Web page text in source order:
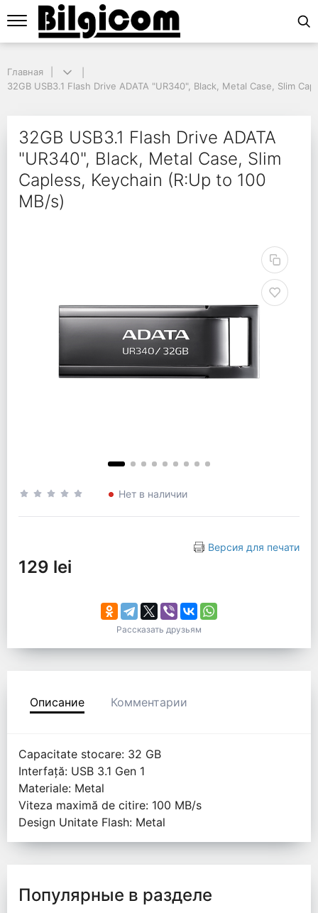
32GB USB3.1 Flash Drive ADATA "UR340", Black, Metal Case, Slim
32GB USB3.1 Flash
Главная
32GB USB3.1 Flash Drive ADATA "UR340", Black, Metal Case, Slim
32GB USB3.1 Flash Drive ADATA
"UR340", Black, Metal Case, Slim
Capless, Keychain (R:Up to 100
MB/s)
Нет в наличии
Версия для печати
129 lei
Рассказать друзьям
Описание Комментарии
Capacitate stocare: 32 GB
Interfață: USB 3.1 Gen 1
Materiale: Metal
Viteza maximă de citire: 100 MB/s
Design Unitate Flash: Metal
Популярные в разделе